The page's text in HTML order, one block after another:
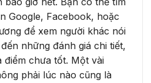
Google, Facebook, hoặc
để xem người khác nói
những đánh giá chi tiết,
điểm chưa tốt. Một vài
phải lúc nào cũng là